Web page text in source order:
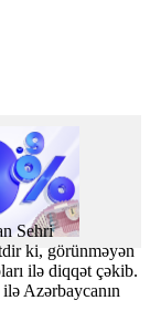
Sehri
ki, görünməyən
ilə diqqət çəkib.
Azərbaycanın